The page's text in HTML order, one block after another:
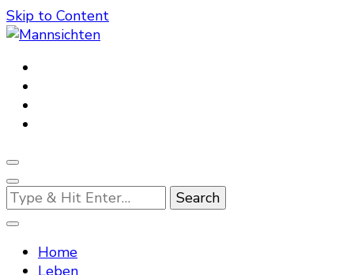
Skip to Content
Mannsichten
Was Männer wollen. Was Männer denken.
Looking
for
Something?
Home
Leben